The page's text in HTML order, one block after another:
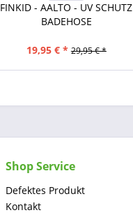
FINKID - AALTO - UV SCHUTZ
BADEHOSE
19,95 € * 29,95 € *
Shop Service
Defektes Produkt
Kontakt